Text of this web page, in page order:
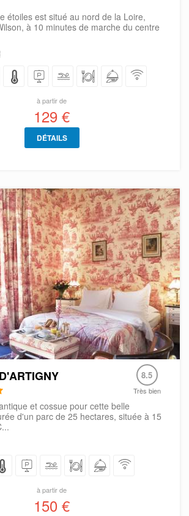
étoiles est situé au nord de la Loire,
à 10 minutes de marche du centre
à partir de
129 €
DÉTAILS
8.5
Très bien
et cossue pour cette belle
d'un parc de 25 hectares, située à 15
à partir de
150 €